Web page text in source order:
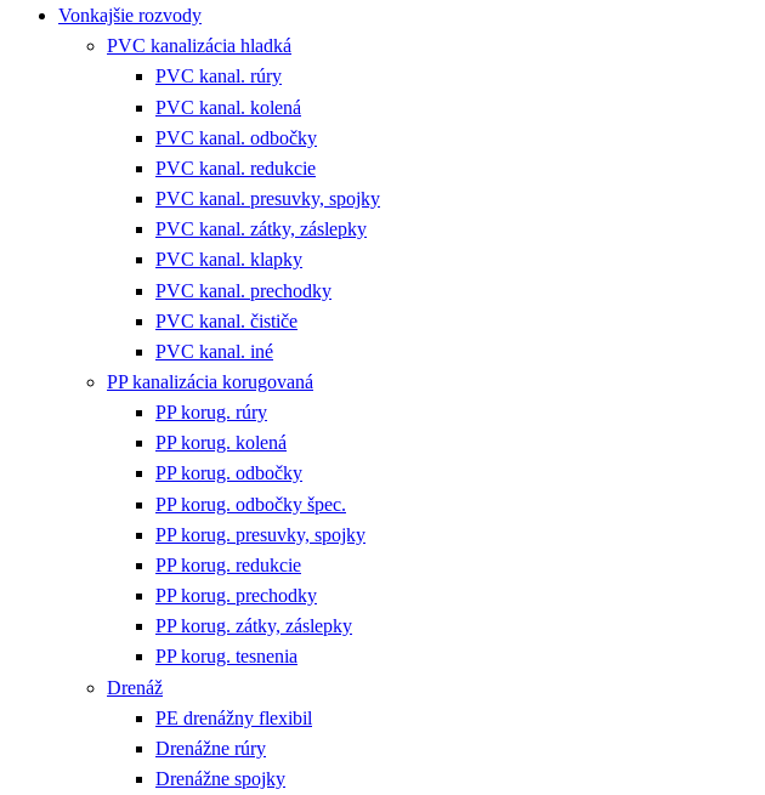
Vonkajšie rozvody
PVC kanalizácia hladká
PVC kanal. rúry
PVC kanal. kolená
PVC kanal. odbočky
PVC kanal. redukcie
PVC kanal. presuvky, spojky
PVC kanal. zátky, záslepky
PVC kanal. klapky
PVC kanal. prechodky
PVC kanal. čističe
PVC kanal. iné
PP kanalizácia korugovaná
PP korug. rúry
PP korug. kolená
PP korug. odbočky
PP korug. odbočky špec.
PP korug. presuvky, spojky
PP korug. redukcie
PP korug. prechodky
PP korug. zátky, záslepky
PP korug. tesnenia
Drenáž
PE drenážny flexibil
Drenážne rúry
Drenážne spojky